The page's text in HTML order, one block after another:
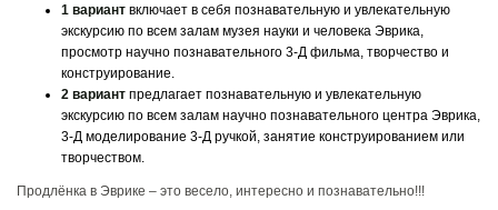
1 вариант включает в себя познавательную и увлекательную
экскурсию по всем залам музея науки и человека Эврика,
просмотр научно познавательного 3-Д фильма, творчество и
конструирование.
2 вариант предлагает познавательную и увлекательную
экскурсию по всем залам научно познавательного центра Эврика,
3-Д моделирование 3-Д ручкой, занятие конструированием или
творчеством.
Продлёнка в Эврике – это весело, интересно и познавательно!!!